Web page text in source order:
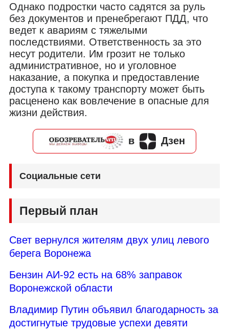
Однако подростки часто садятся за руль
без документов и пренебрегают ПДД, что
ведет к авариям с тяжелыми
последствиями. Ответственность за это
несут родители. Им грозит не только
административное, но и уголовное
наказание, а покупка и предоставление
доступа к такому транспорту может быть
расценено как вовлечение в опасные для
жизни действия.
в Дзен
Социальные сети
Первый план
Свет вернулся жителям двух улиц левого
берега Воронежа
Бензин АИ-92 есть на 68% заправок
Воронежской области
Владимир Путин объявил благодарность за
достигнутые трудовые успехи девяти